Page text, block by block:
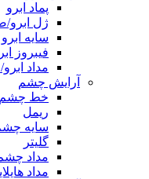
پماد ابرو
ژل ابرو/
سایه ابرو
فیبروز
مداد
آرایش چشم
خط
ریمل
سایه
گلیتر
مداد
مداد